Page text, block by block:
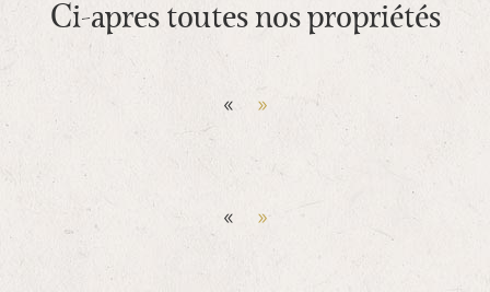
Ci-apres toutes nos propriétés
« »
« »